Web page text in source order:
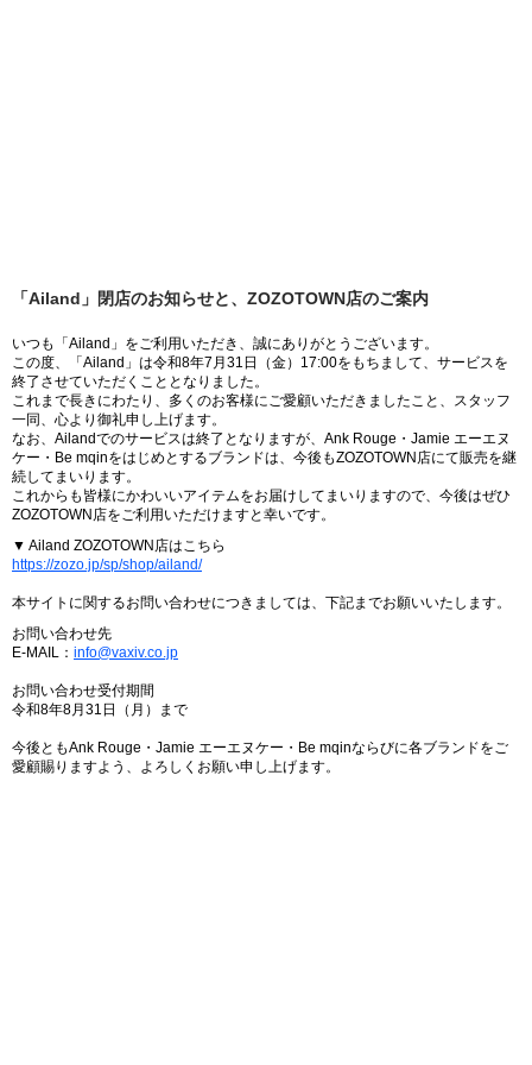
「Ailand」閉店のお知らせと、ZOZOTOWN店のご案内
いつも「Ailand」をご利用いただき、誠にありがとうございます。
この度、「Ailand」は令和8年7月31日（金）17:00をもちまして、サービスを
終了させていただくこととなりました。
これまで長きにわたり、多くのお客様にご愛顧いただきましたこと、スタッフ
一同、心より御礼申し上げます。
なお、Ailandでのサービスは終了となりますが、Ank Rouge・Jamie エーエヌ
ケー・Be mqinをはじめとするブランドは、今後もZOZOTOWN店にて販売を継
続してまいります。
これからも皆様にかわいいアイテムをお届けしてまいりますので、今後はぜひ
ZOZOTOWN店をご利用いただけますと幸いです。
▼ Ailand ZOZOTOWN店はこちら
https://zozo.jp/sp/shop/ailand/
本サイトに関するお問い合わせにつきましては、下記までお願いいたします。
お問い合わせ先
E-MAIL： info@vaxiv.co.jp
お問い合わせ受付期間
令和8年8月31日（月）まで
今後ともAnk Rouge・Jamie エーエヌケー・Be mqinならびに各ブランドをご
愛顧賜りますよう、よろしくお願い申し上げます。